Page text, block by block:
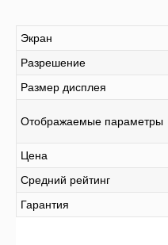
Экран
Разрешение
Размер дисплея
Отображаемые параметры
Цена
Средний рейтинг
Гарантия